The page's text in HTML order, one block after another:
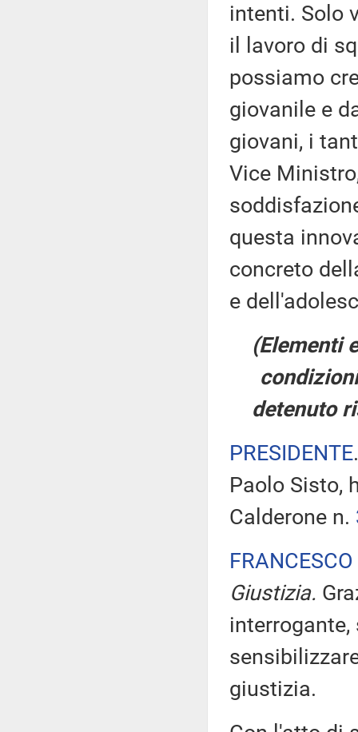
intenti. Solo
il lavoro di
possiamo
giovanile e
giovani, i
Vice
questa
concreto
e
(Elementi
detenuto
PRESIDENTE
Paolo Sisto,
Calderone n.
Giustizia.
giustizia.